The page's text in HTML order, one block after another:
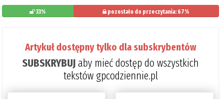
33% pozostało do przeczytania: 67%
Artykuł dostępny tylko dla subskrybentów
SUBSKRYBUJaby mieć dostęp do wszystkich
tekstów gpcodziennie.pl